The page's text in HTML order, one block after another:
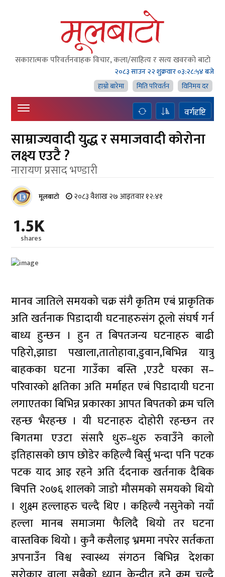
सकारात्मक परिवर्तनवाहक विचार, कला/साहित्य र सत्य खवरको बाटाे
२०८३ साउन २२ शुक्रवार०३:२८:५५ बजे
हाम्राे बारेमा
मिति परिवर्तन विनिमय दर
वर्गदृष्टि
साम्राज्यवादी युद्ध र समाजवादी कोरोना
लक्ष्य एउटै ?
नारायण प्रसाद भण्डारी
मूलबाटाे २०८३ वैशाख २७ आइतवार १२:४१
1.5K
shares
मानव जातिले समयको चक्र संगै कृतिम एबं प्राकृतिक
अति खर्तनाक पिडादायी घटनाहरुसंग ठूलो संघर्ष गर्न
बाध्य हुन्छन । हुन त बिपतजन्य घटनाहरु बाढी
पहिरो,झाडा पखाला,तातोहावा,डुवान,बिभिन्न यात्रु
बाहकका घटना गाउँका बस्ति ,एउटै घरका स–
परिवारको क्षतिका अति मर्माहत एबं पिडादायी घटना
लगाएतका बिभिन्न प्रकारका आपत बिपतको क्रम चलि
रहन्छ भैरहन्छ । यी घटनाहरु दोहोरी रहन्छन तर
बिगतमा एउटा संसारै धुरु–धुरु रुवाउँने कालो
इतिहासको छाप छोडेर कहिल्यै बिर्सु भन्दा पनि पटक
पटक याद आइ रहने अति र्ददनाक खर्तनाक दैबिक
बिपत्ति २०७६ शालको जाडो मौसमको समयको थियो
। शुक्ष्म हल्लाहरु चल्दै थिए । कहिल्यै नसुनेको नयाँ
हल्ला मानब समाजमा फैलिदै थियो तर घटना
वास्तविक थियो । कुनै कसैलाइ भ्रममा नपरेर सर्तकता
अपनाउँन विश्व स्वास्थ्य संगठन बिभिन्न देशका